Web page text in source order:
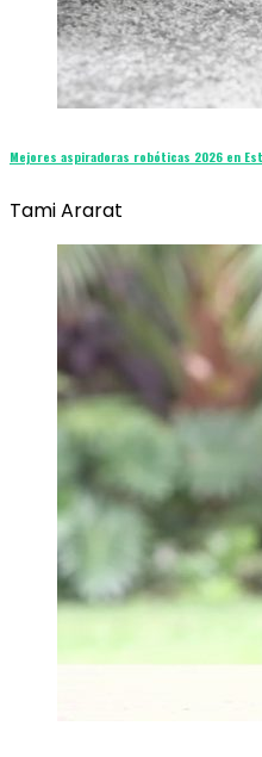
Mejores aspiradoras robóticas 2026 en
Tami Ararat